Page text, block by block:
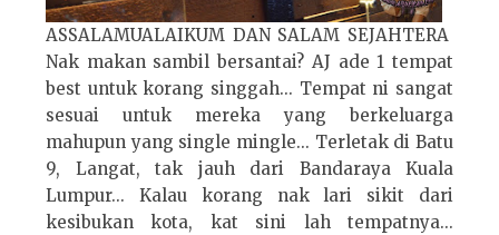
ASSALAMUALAIKUM DAN SALAM SEJAHTERA
Nak makan sambil bersantai? AJ ade 1 tempat
best untuk korang singgah... Tempat ni sangat
sesuai untuk mereka yang berkeluarga
mahupun yang single mingle... Terletak di Batu
9, Langat, tak jauh dari Bandaraya Kuala
Lumpur... Kalau korang nak lari sikit dari
kesibukan kota, kat sini lah tempatnya...